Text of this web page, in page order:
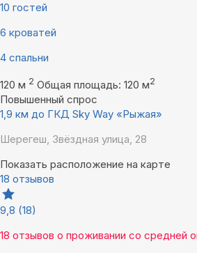
10 гостей
6 кроватей
4 спальни
120 м 2 Общая площадь: 120 м2
Повышенный спрос
1,9 км до ГКД Sky Way «Рыжая»
Шерегеш, Звёздная улица, 28
Показать расположение на карте
18 отзывов
9,8 (18)
18 отзывов о проживании со средней